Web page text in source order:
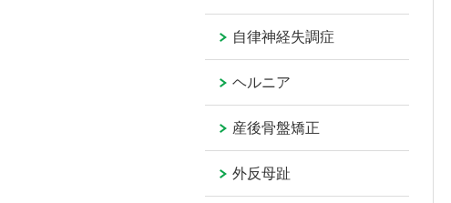
自律神経失調症
ヘルニア
産後骨盤矯正
外反母趾